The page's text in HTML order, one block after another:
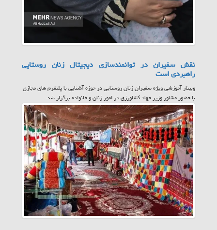
نقش سفیران در توانمندسازی دیجیتال زنان روستایی
راهبردی است
وبینار آموزشی ویژه سفیران زنان روستایی در حوزه آشنایی با پلتفرم های مجازی
با حضور مشاور وزیر جهاد کشاورزی در امور زنان و خانواده برگزار شد.